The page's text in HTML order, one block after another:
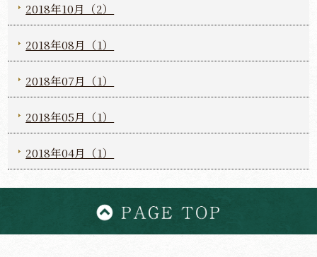
2018年10月（2）
2018年08月（1）
2018年07月（1）
2018年05月（1）
2018年04月（1）